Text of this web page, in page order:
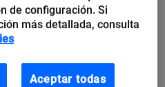
como elgamingde estas
están desarrollando las
de configuración. Si
más detallada, consulta
Aceptar todas